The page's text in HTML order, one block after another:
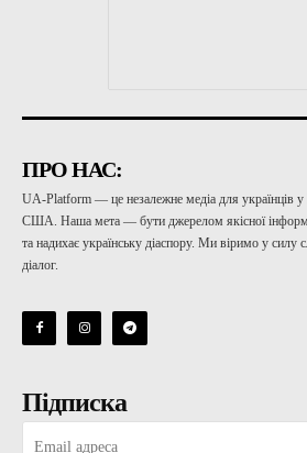
ПРО НАС:
UA-Platform — це незалежне медіа для українців у
США. Наша мета — бути джерелом якісної
та надихає українську діаспору. Ми віримо у силу
діалог.
Підписка